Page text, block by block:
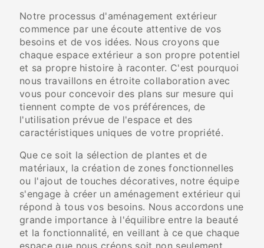
Notre processus d'aménagement extérieur
commence par une écoute attentive de vos
besoins et de vos idées. Nous croyons que
chaque espace extérieur a son propre potentiel
et sa propre histoire à raconter. C'est pourquoi
nous travaillons en étroite collaboration avec
vous pour concevoir des plans sur mesure qui
tiennent compte de vos préférences, de
l'utilisation prévue de l'espace et des
caractéristiques uniques de votre propriété.
Que ce soit la sélection de plantes et de
matériaux, la création de zones fonctionnelles
ou l'ajout de touches décoratives, notre équipe
s'engage à créer un aménagement extérieur qui
répond à tous vos besoins. Nous accordons une
grande importance à l'équilibre entre la beauté
et la fonctionnalité, en veillant à ce que chaque
espace que nous créons soit non seulement